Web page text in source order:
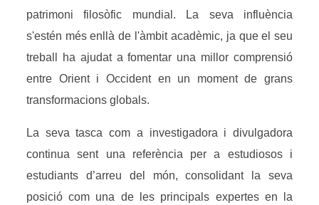
patrimoni filosòfic mundial. La seva influència
s'estén més enllà de l'àmbit acadèmic, ja que el seu
treball ha ajudat a fomentar una millor comprensió
entre Orient i Occident en un moment de grans
transformacions globals.
La seva tasca com a investigadora i divulgadora
continua sent una referència per a estudiosos i
estudiants d’arreu del món, consolidant la seva
posició com una de les principals expertes en la